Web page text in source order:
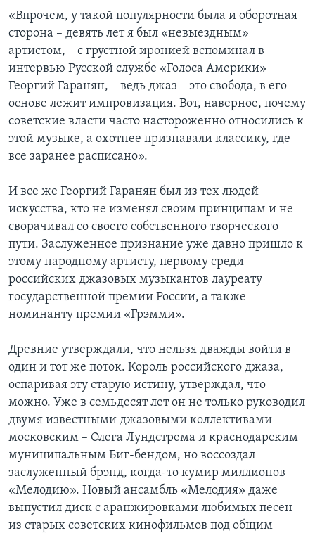
«Впрочем, у такой популярности была и оборотная
сторона – девять лет я был «невыездным»
артистом, – с грустной иронией вспоминал в
интервью Русской службе «Голоса Америки»
Георгий Гаранян, – ведь джаз – это свобода, в его
основе лежит импровизация. Вот, наверное, почему
советские власти часто настороженно относились к
этой музыке, а охотнее признавали классику, где
все заранее расписано».
И все же Георгий Гаранян был из тех людей
искусства, кто не изменял своим принципам и не
сворачивал со своего собственного творческого
пути. Заслуженное признание уже давно пришло к
этому народному артисту, первому среди
российских джазовых музыкантов лауреату
государственной премии России, а также
номинанту премии «Грэмми».
Древние утверждали, что нельзя дважды войти в
один и тот же поток. Король российского джаза,
оспаривая эту старую истину, утверждал, что
можно. Уже в семьдесят лет он не только руководил
двумя известными джазовыми коллективами –
московским – Олега Лундстрема и краснодарским
муниципальным Биг-бендом, но воссоздал
заслуженный брэнд, когда-то кумир миллионов –
«Мелодию». Новый ансамбль «Мелодия» даже
выпустил диск с аранжировками любимых песен
из старых советских кинофильмов под общим